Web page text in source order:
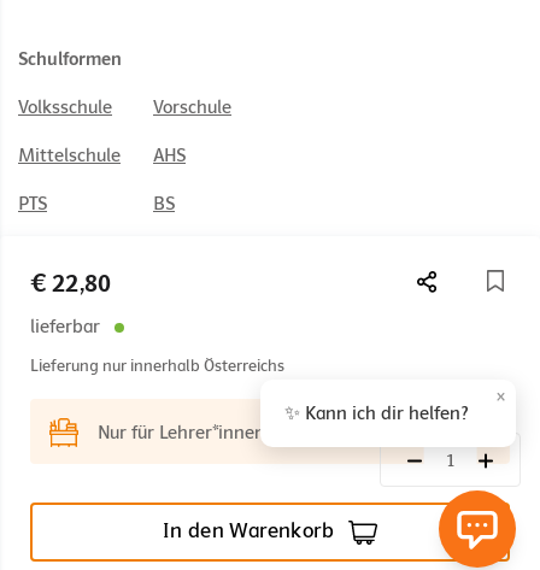
€ 22,80
lieferbar
Lieferung nur innerhalb Österreichs
Nur für Lehrer*innen
In den Warenkorb
Schulformen
Volksschule Vorschule
Mittelschule AHS
PTS BS
© 2026 Österreichischer Bundesverlag Schulbuch GmbH & Co. KG,
Wien
Rücktrittsrecht
Datenschutz
Barrierefreiheit
Cookie Einstellungen
✨ Kann ich dir helfen?
×